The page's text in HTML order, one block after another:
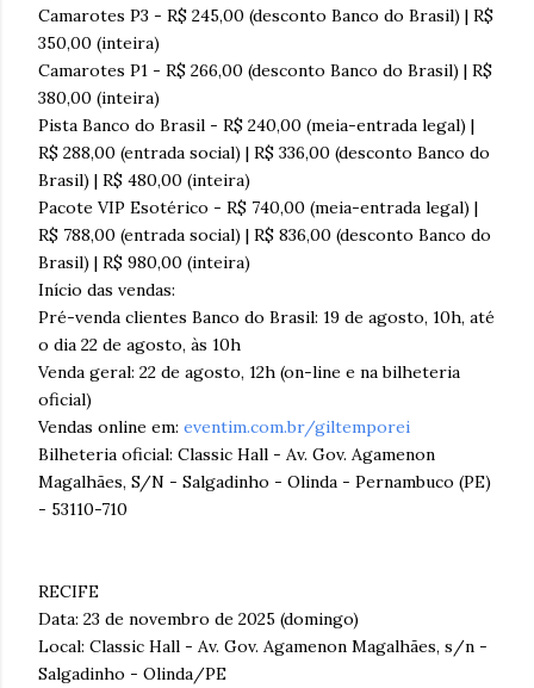
Camarotes P3 - R$ 245,00 (desconto Banco do Brasil) | R$
350,00 (inteira)
Camarotes P1 - R$ 266,00 (desconto Banco do Brasil) | R$
380,00 (inteira)
Pista Banco do Brasil - R$ 240,00 (meia-entrada legal) |
R$ 288,00 (entrada social) | R$ 336,00 (desconto Banco do
Brasil) | R$ 480,00 (inteira)
Pacote VIP Esotérico - R$ 740,00 (meia-entrada legal) |
R$ 788,00 (entrada social) | R$ 836,00 (desconto Banco do
Brasil) | R$ 980,00 (inteira)
Início das vendas:
Pré-venda clientes Banco do Brasil: 19 de agosto, 10h, até
o dia 22 de agosto, às 10h
Venda geral: 22 de agosto, 12h (on-line e na bilheteria
oficial)
Vendas online em: eventim.com.br/giltemporei
Bilheteria oficial: Classic Hall - Av. Gov. Agamenon
Magalhães, S/N - Salgadinho - Olinda - Pernambuco (PE)
- 53110-710
RECIFE
Data: 23 de novembro de 2025 (domingo)
Local: Classic Hall - Av. Gov. Agamenon Magalhães, s/n -
Salgadinho - Olinda/PE